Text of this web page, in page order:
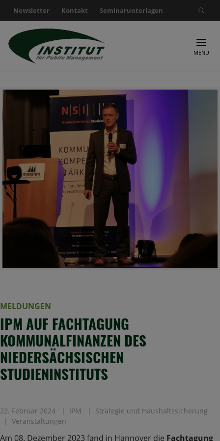
Newsletter Kontakt Seminarunterlagen
Suche nach:
MENU
MELDUNGEN
IPM AUF FACHTAGUNG
KOMMUNALFINANZEN DES
NIEDERSÄCHSISCHEN
STUDIENINSTITUTS
22. Februar 2024 IPM
Strategie und Haushaltssicherung
Veranstaltungen
Am 08. Dezember 2023 fand in Hannover die Fachtagung